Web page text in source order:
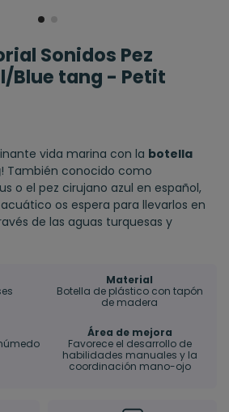
Sonidos Pez
Blue tang - Petit
vida marina con la botella
! También conocido como
o el pez cirujano azul en español,
os espera para llevarlos en
de las aguas turquesas y
Material
Botella de plástico con tapón
de madera
Área de mejora
Favorece el desarrollo de
habilidades manuales y la
coordinación mano-ojo